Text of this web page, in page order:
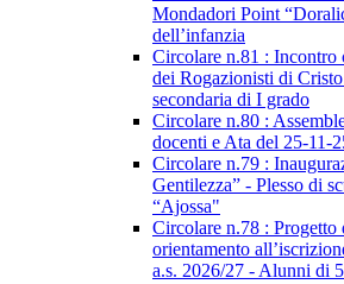
Mondadori Point
dell’infanzia
Circolare n.81 : Incontro
dei Rogazionisti di
secondaria di I grado
Circolare n.80 :
docenti e Ata del 25-11-
Circolare n.79 :
Gentilezza” - Plesso di
“Ajossa"
Circolare n.78 : Progetto
orientamento
a.s. 2026/27 - Alunni di